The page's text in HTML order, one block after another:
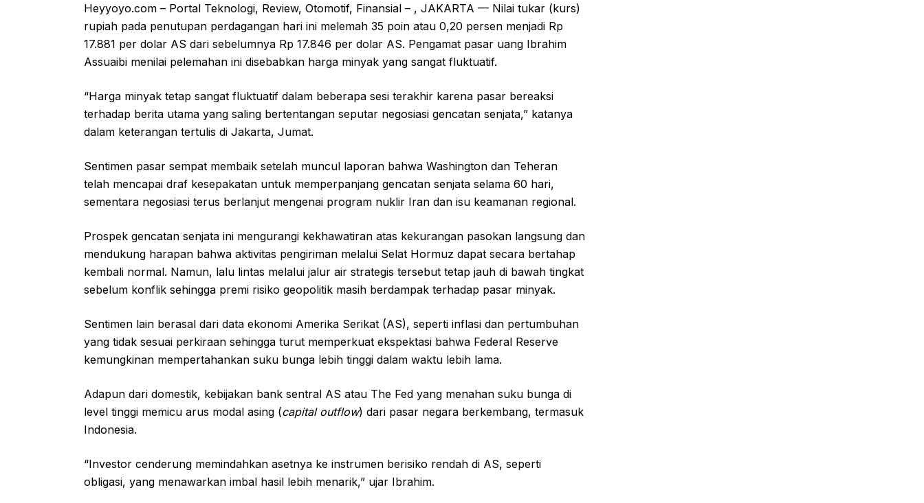
Heyyoyo.com – Portal Teknologi, Review, Otomotif, Finansial – , JAKARTA — Nilai tukar (kurs)
rupiah pada penutupan perdagangan hari ini melemah 35 poin atau 0,20 persen menjadi Rp
17.881 per dolar AS dari sebelumnya Rp 17.846 per dolar AS. Pengamat pasar uang Ibrahim
Assuaibi menilai pelemahan ini disebabkan harga minyak yang sangat fluktuatif.
“Harga minyak tetap sangat fluktuatif dalam beberapa sesi terakhir karena pasar bereaksi
terhadap berita utama yang saling bertentangan seputar negosiasi gencatan senjata,” katanya
dalam keterangan tertulis di Jakarta, Jumat.
Sentimen pasar sempat membaik setelah muncul laporan bahwa Washington dan Teheran
telah mencapai draf kesepakatan untuk memperpanjang gencatan senjata selama 60 hari,
sementara negosiasi terus berlanjut mengenai program nuklir Iran dan isu keamanan regional.
Prospek gencatan senjata ini mengurangi kekhawatiran atas kekurangan pasokan langsung dan
mendukung harapan bahwa aktivitas pengiriman melalui Selat Hormuz dapat secara bertahap
kembali normal. Namun, lalu lintas melalui jalur air strategis tersebut tetap jauh di bawah tingkat
sebelum konflik sehingga premi risiko geopolitik masih berdampak terhadap pasar minyak.
Sentimen lain berasal dari data ekonomi Amerika Serikat (AS), seperti inflasi dan pertumbuhan
yang tidak sesuai perkiraan sehingga turut memperkuat ekspektasi bahwa Federal Reserve
kemungkinan mempertahankan suku bunga lebih tinggi dalam waktu lebih lama.
Adapun dari domestik, kebijakan bank sentral AS atau The Fed yang menahan suku bunga di
level tinggi memicu arus modal asing (capital outflow) dari pasar negara berkembang, termasuk
Indonesia.
“Investor cenderung memindahkan asetnya ke instrumen berisiko rendah di AS, seperti
obligasi, yang menawarkan imbal hasil lebih menarik,” ujar Ibrahim.